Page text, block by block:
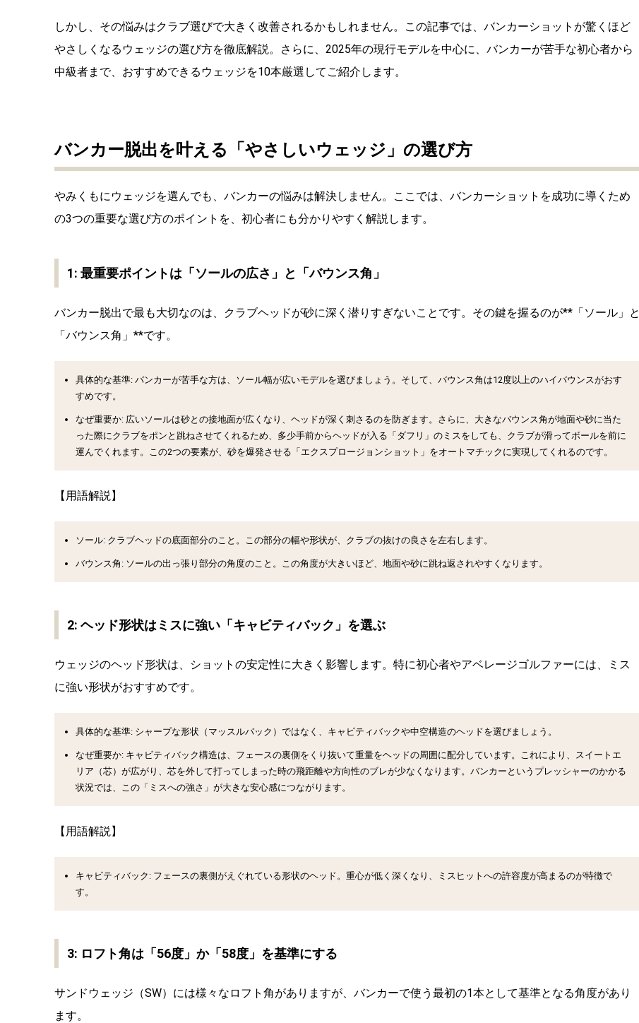
しかし、その悩みはクラブ選びで大きく改善されるかもしれません。この記事では、バンカーショットが驚くほど
やさしくなる ウェッジの選び方を徹底解説。さらに、2025年の現行モデルを中心に、 バンカーが苦手な初心者から
中級者まで、おすすめできるウェッジを10本厳選してご紹介します。
バンカー脱出を叶える「やさしいウェッジ」の選び方
やみくもにウェッジを選んでも、バンカーの悩みは解決しません。ここでは、バンカーショットを成功に導くため
の3つの重要な選び方のポイントを、初心者にも分かりやすく解説します。
1: 最重要ポイントは「ソールの広さ」と「バウンス角」
バンカー脱出で最も大切なのは、クラブヘッドが砂に深く潜りすぎないことです。その鍵を握るのが**「ソール」と
「バウンス角」**です。
具体的な基準: バンカーが苦手な方は、 ソール幅が広いモデルを選びましょう。そして、バウンス角は12度以上のハイバウンスがおす
すめです。
なぜ重要か: 広いソールは砂との接地面が広くなり、ヘッドが深く刺さるのを防ぎます。さらに、大きなバウンス角が地面や砂に当た
った際にクラブをポンと跳ねさせてくれるため、多少手前からヘッドが入る「ダフリ」のミスをしても、クラブが滑ってボールを前に
運んでくれます。この2つの要素が、砂を爆発させる「エクスプロージョンショット」をオートマチックに実現してくれるのです。
【用語解説】
ソール: クラブヘッドの底面部分のこと。この部分の幅や形状が、クラブの抜けの良さを左右します。
バウンス角: ソールの出っ張り部分の角度のこと。この角度が大きいほど、地面や砂に跳ね返されやすくなります。
2: ヘッド形状はミスに強い「キャビティバック」を選ぶ
ウェッジのヘッド形状は、ショットの安定性に大きく影響します。特に初心者やアベレージゴルファーには、ミス
に強い形状がおすすめです。
具体的な基準: シャープな形状（マッスルバック）ではなく、 キャビティバックや中空構造のヘッドを選びましょう。
なぜ重要か: キャビティバック構造は、フェースの裏側をくり抜いて重量をヘッドの周囲に配分しています。これにより、スイートエ
リア（芯）が広がり、芯を外して打ってしまった時の飛距離や方向性のブレが少なくなります。バンカーというプレッシャーのかかる
状況では、この「ミスへの強さ」が大きな安心感につながります。
【用語解説】
キャビティバック: フェースの裏側がえぐれている形状のヘッド。重心が低く深くなり、ミスヒットへの許容度が高まるのが特徴で
す。
3: ロフト角は「56度」か「58度」を基準にする
サンドウェッジ（SW）には様々なロフト角がありますが、バンカーで使う最初の1本として基準となる角度があり
ます。